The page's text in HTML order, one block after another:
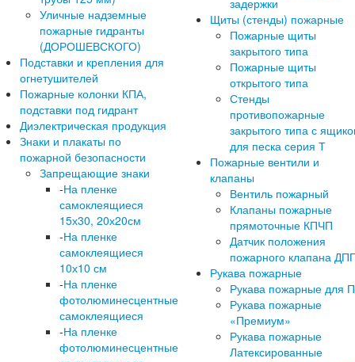
Уличные надземные
пожарные гидранты
(ДОРОШЕВСКОГО)
Подставки и крепления для
огнетушителей
Пожарные колонки КПА,
подставки под гидрант
Диэлектрическая продукция
Знаки и плакаты по
пожарной безопасности
Запрещающие знаки
-На пленке
самоклеящиеся
15х30, 20х20см
-На пленке
самоклеящиеся
10х10 см
-На пленке
фотолюминесцентные
самоклеящиеся
-На пленке
фотолюминесцентные
Щиты (стенды) пожарные
Пожарные щиты
закрытого типа
Пожарные щиты
открытого типа
Стенды
противопожарные
закрытого типа с
для песка серия Т
Пожарные вентили и
клапаны
Вентиль пожарный
Клапаны пожарные
прямоточные КПЧП
Датчик положения
пожарного клапана
Рукава пожарные
Рукава пожарные для
Рукава пожарные
«Премиум»
Рукава пожарные
Латексированные